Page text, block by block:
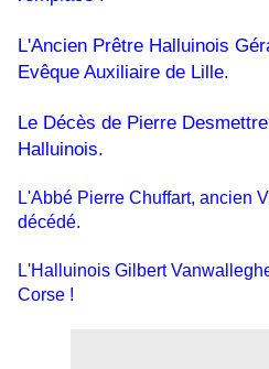
L'Ancien Prêtre Halluinois
Evêque Auxiliaire de Lille.
Le Décès de Pierre
Halluinois.
L'Abbé Pierre Chuffart, ancien
décédé.
L'Halluinois Gilbert
Corse !